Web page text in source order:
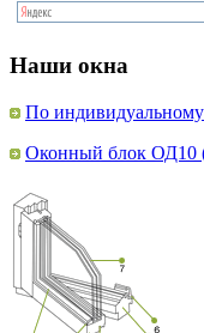
Наши окна
По индивидуальному
Оконный блок ОД10